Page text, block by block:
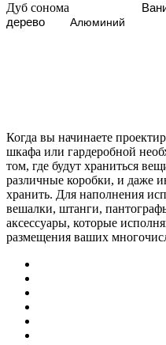
Дуб сонома
дерево Алюминий
Когда вы начинаете
шкафа или гардеробной
том, где будут храниться
различные коробки, и даже
хранить. Для наполнения
вешалки, штанги,
аксессуары, которые
размещения ваших